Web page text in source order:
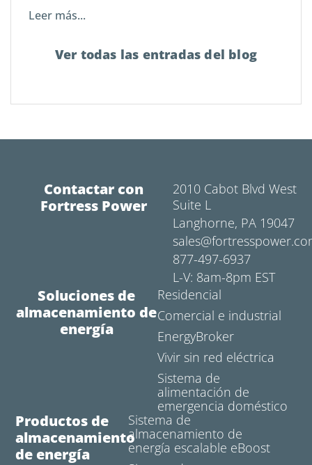
Leer más...
Ver todas las entradas del blog
Contactar con
Fortress Power
2010 Cabot Blvd West
Suite L
Langhorne, PA 19047
877-497-6937
L-V: 8am-8pm EST
Soluciones de
almacenamiento de
energía
Residencial
Comercial e industrial
EnergyBroker
Vivir sin red eléctrica
Sistema de
alimentación de
emergencia doméstico
Productos de
almacenamiento
de energía
Sistema de
almacenamiento de
energía escalable eBoost